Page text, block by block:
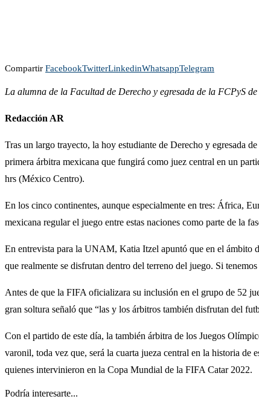
Compartir FacebookTwitterLinkedinWhatsappTelegram
La alumna de la Facultad de Derecho y egresada de la FCPyS
Redacción AR
Tras un largo trayecto, la hoy estudiante de Derecho y egresada
primera árbitra mexicana que fungirá como juez central en un
hrs (México Centro).
En los cinco continentes, aunque especialmente en tres: África,
mexicana regular el juego entre estas naciones como parte de la
En entrevista para la UNAM, Katia Itzel apuntó que en el ámbito
que realmente se disfrutan dentro del terreno del juego. Si
Antes de que la FIFA oficializara su inclusión en el grupo de 52
gran soltura señaló que “las y los árbitros también disfrutan del
Con el partido de este día, la también árbitra de los Juegos
varonil, toda vez que, será la cuarta jueza central en la historia de
quienes intervinieron en la Copa Mundial de la FIFA Catar 2022.
Podría interesarte...